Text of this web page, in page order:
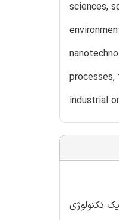
sciences,
industrial
تکنولوژی